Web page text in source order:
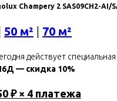
Champery 2 SAS09CH2-AI/
50 м² 70 м²
действует
— скидка 10%
₽ × 4 платежа